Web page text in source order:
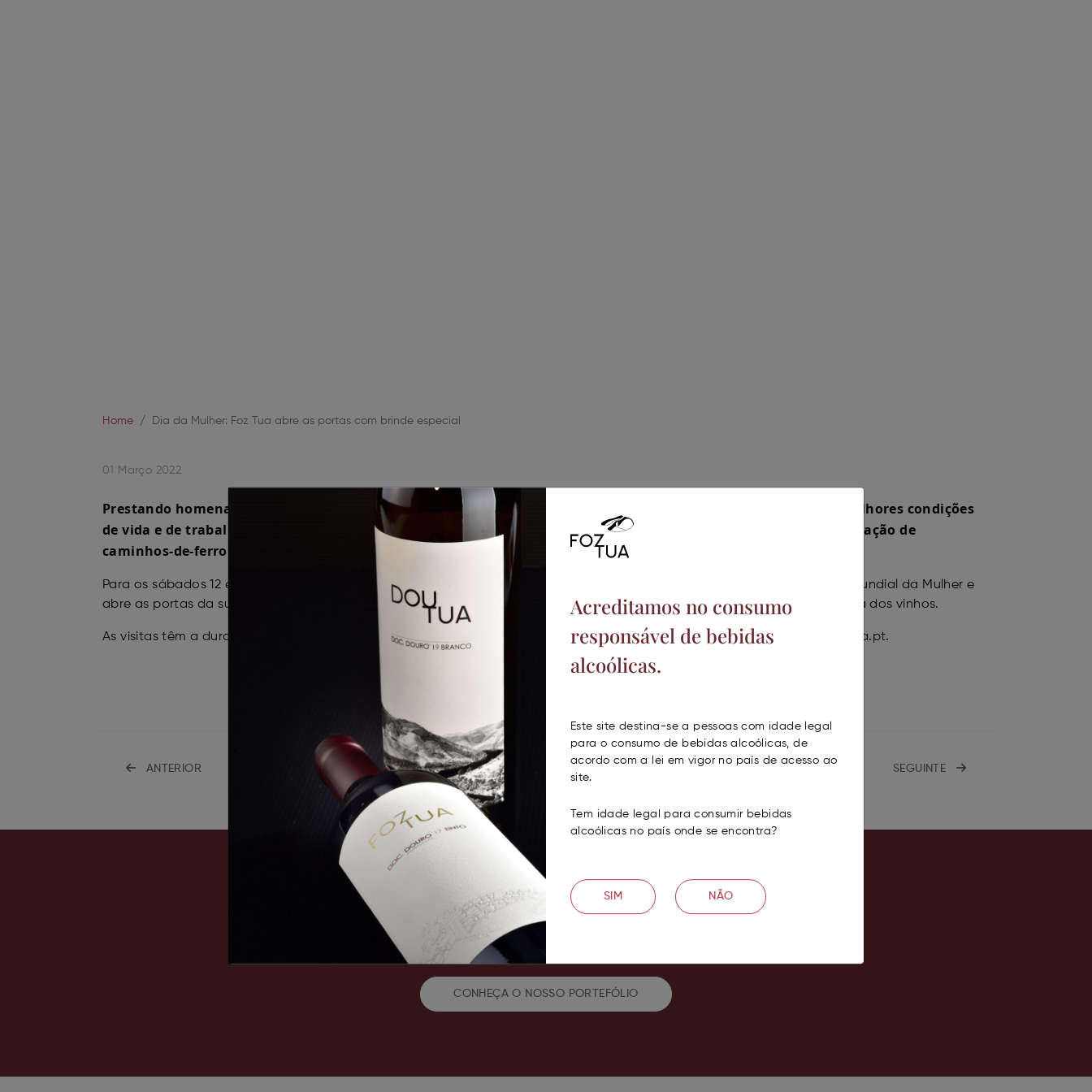
Acreditamos no consumo
responsável de bebidas
alcoólicas.
Este site destina-se a pessoas com idade legal
para o consumo de bebidas alcoólicas, de
acordo com a lei em vigor no país de acesso ao
site.
Tem idade legal para consumir bebidas
alcoólicas no país onde se encontra?
SIM NÃO
Home Dia da Mulher: Foz Tua abre as portas com brinde especial
01 Março 2022
Prestando homenagem a todas as Mulheres que lutaram para que, atualmente, milhões de cidadãs tenham melhores condições
de vida e de trabalho, a Foz Tua convida a um brinde especial na sua adega, localizada às portas da histórica estação de
caminhos-de-ferro do Tua,
na localidade de Foz do Tua, Carrazeda de Ansiães.
Para os sábados 12 e 19 de março, a marca produtora de vinhos DOC Douro preparou uma visita comemorativa do Dia Mundial da Mulher e
abre as portas da sua adega com uma oferta especial para as mulheres: desconto de 50% nas visitas à adega com prova dos vinhos.
As visitas têm a duração aproximada de 60 minutos e estão sujeitas a marcação obrigatória através do email info@foztua.pt.
ANTERIOR SEGUINTE
VINHOS FOZTUA
DOC Douro de Excelência
CONHEÇA O NOSSO PORTEFÓLIO